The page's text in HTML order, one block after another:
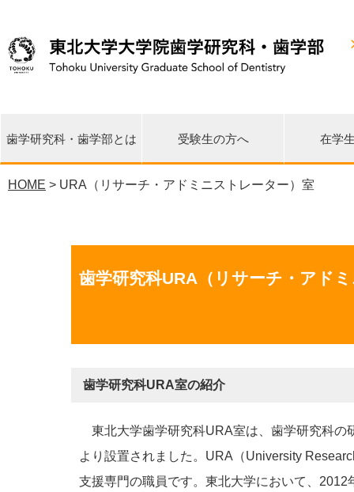
歯学研究科・歯学部とは
研究科長・学部長挨拶
教育理念・目標・沿革
研究の特徴
歯学部歯学科
大学院修士課程
大学院博士課程
各講座・研究分野一覧
歯学イノベーション
災害・環境歯学研究センタ
先端再生医学研究センター
臨床疫学統計支援室
URA室
国際交流
各種広報誌
公開情報
東日本大震災 関連情報
相談窓口
受験生の方へ 在学
HOME > URA（リサーチ・アドミニストレーター）室
歯学研究科URA（リサーチ・アド
歯学研究科URA室の紹介
東北大学歯学研究科URA室は、歯学研究科の
より設置されました。URA（University
支援専門の職員です。東北大学において、